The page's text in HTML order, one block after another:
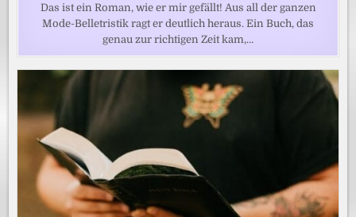
Das ist ein Roman, wie er mir gefällt! Aus all der ganzen
Mode-Belletristik ragt er deutlich heraus. Ein Buch, das
genau zur richtigen Zeit kam,…